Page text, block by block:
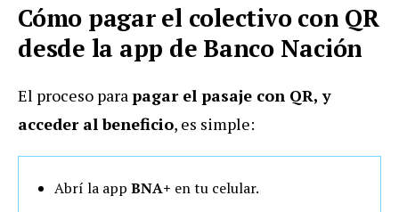
Cómo pagar el colectivo con QR
desde la app de Banco Nación
El proceso parapagar el pasaje con QR, y
acceder al beneficio, es simple:
Abrí la app BNA+ en tu celular.